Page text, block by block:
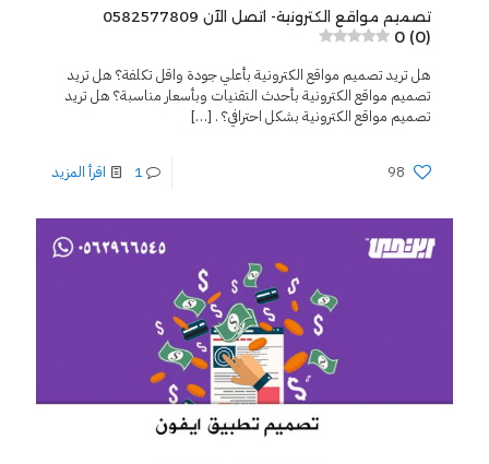
تصميم مواقع الكترونية- اتصل الآن 0582577809
0 (0)
هل تريد تصميم مواقع الكترونية بأعلي جودة واقل تكلفة؟ هل تريد
تصميم مواقع الكترونية بأحدث التقنيات وبأسعار مناسبة؟ هل تريد
تصميم مواقع الكترونية بشكل احترافي؟ . […]
98
1 اقرأ المزيد